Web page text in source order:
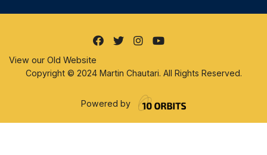
View our Old Website
Copyright © 2024 Martin Chautari. All Rights Reserved.
Powered by